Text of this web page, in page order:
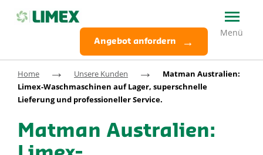
Angebot anfordern
Home → Unsere Kunden →
Matman Australien:
Limex-Waschmaschinen auf Lager, superschnelle
Lieferung und professioneller Service.
Matman Australien: